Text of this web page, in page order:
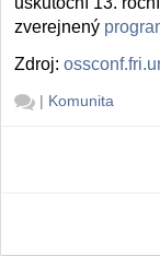
zverejnený
Zdroj:
| Komunita